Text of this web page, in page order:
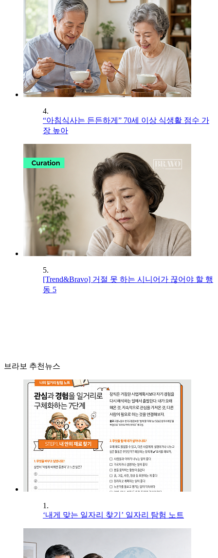
4.
“아침식사는 든든하게” 70세 이상 식생활 점수 가
장 높아
5.
[Trend&Bravo] 거절 못 하는 시니어가 끊어야 할 행
동 5
브라보 추천뉴스
1.
‘내게 맞는 일자리 찾기’ 일자리 탐험 노트